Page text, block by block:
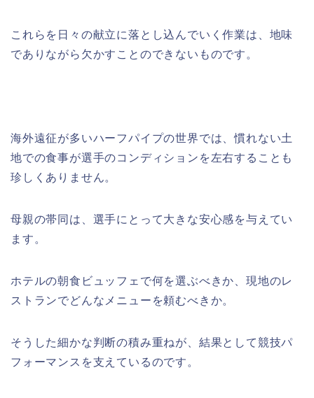
これらを日々の献立に落とし込んでいく作業は、地味
でありながら欠かすことのできないものです。
海外遠征が多いハーフパイプの世界では、慣れない土
地での食事が選手のコンディションを左右することも
珍しくありません。
母親の帯同は、選手にとって大きな安心感を与えてい
ます。
ホテルの朝食ビュッフェで何を選ぶべきか、現地のレ
ストランでどんなメニューを頼むべきか。
そうした細かな判断の積み重ねが、結果として競技パ
フォーマンスを支えているのです。